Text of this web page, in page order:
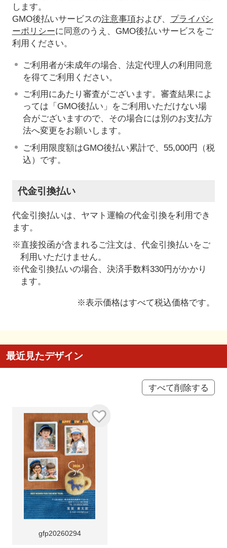
します。
GMO後払いサービスの注意事項および、 プライバシ
ーポリシーに同意のうえ、GMO後払いサービスをご
利用ください。
ご利用者が未成年の場合、法定代理人の利用同意
を得てご利用ください。
ご利用にあたり審査がございます。審査結果によ
っては「GMO後払い」をご利用いただけない場
合がございますので、その場合には別のお支払方
法へ変更をお願いします。
ご利用限度額はGMO後払い累計で、55,000円（税
込）です。
代金引換払い
代金引換払いは、ヤマト運輸の代金引換を利用でき
ます。
※直接投函が含まれるご注文は、代金引換払いをご
利用いただけません。
※代金引換払いの場合、決済手数料330円がかかり
ます。
※表示価格はすべて税込価格です。
最近見たデザイン
すべて削除する
gfp20260294